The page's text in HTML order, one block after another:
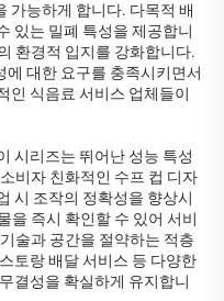
가능하게 합니다. 다목적 배
있는 밀폐 특성을 제공합니
환경적 입지를 강화합니다.
대한 요구를 충족시키면서
인 식음료 서비스 업체들이
시리즈는 뛰어난 성능 특성
비자 친화적인 수프 컵 디자
시 조작의 정확성을 향상시
을 즉시 확인할 수 있어 서비
술과 공간을 절약하는 적층
토랑 배달 서비스 등 다양한
결성을 확실하게 유지합니